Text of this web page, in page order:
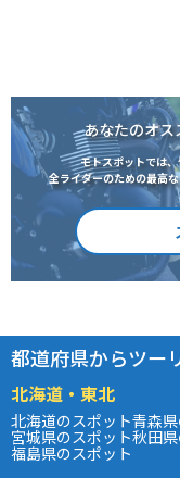
あなたのオ
モトスポットでは
全ライダーのための最高
都道府県からツー
北海道・東北
北海道のスポット青森
宮城県のスポット秋田
福島県のスポット